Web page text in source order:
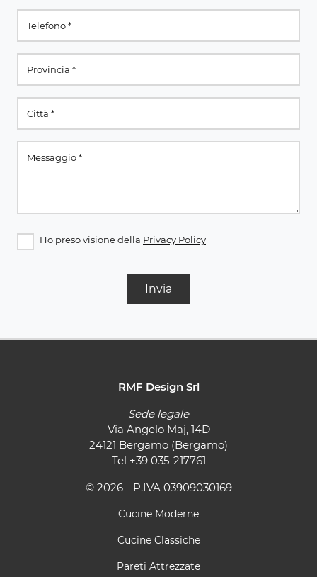
Ho preso visione della Privacy Policy
Invia
RMF Design Srl
Sede legale
Via Angelo Maj, 14D
24121 Bergamo (Bergamo)
Tel +39 035-217761
© 2026 - P.IVA 03909030169
Cucine Moderne
Cucine Classiche
Pareti Attrezzate